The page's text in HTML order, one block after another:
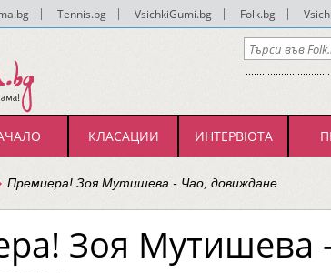
Tennis.bg VsichkiGumi.bg Folk.bg
КЛАСАЦИИ ИНТЕРВЮТА
Премиера! Зоя Мутишева - Чао, довиждане
Зоя Мутишева